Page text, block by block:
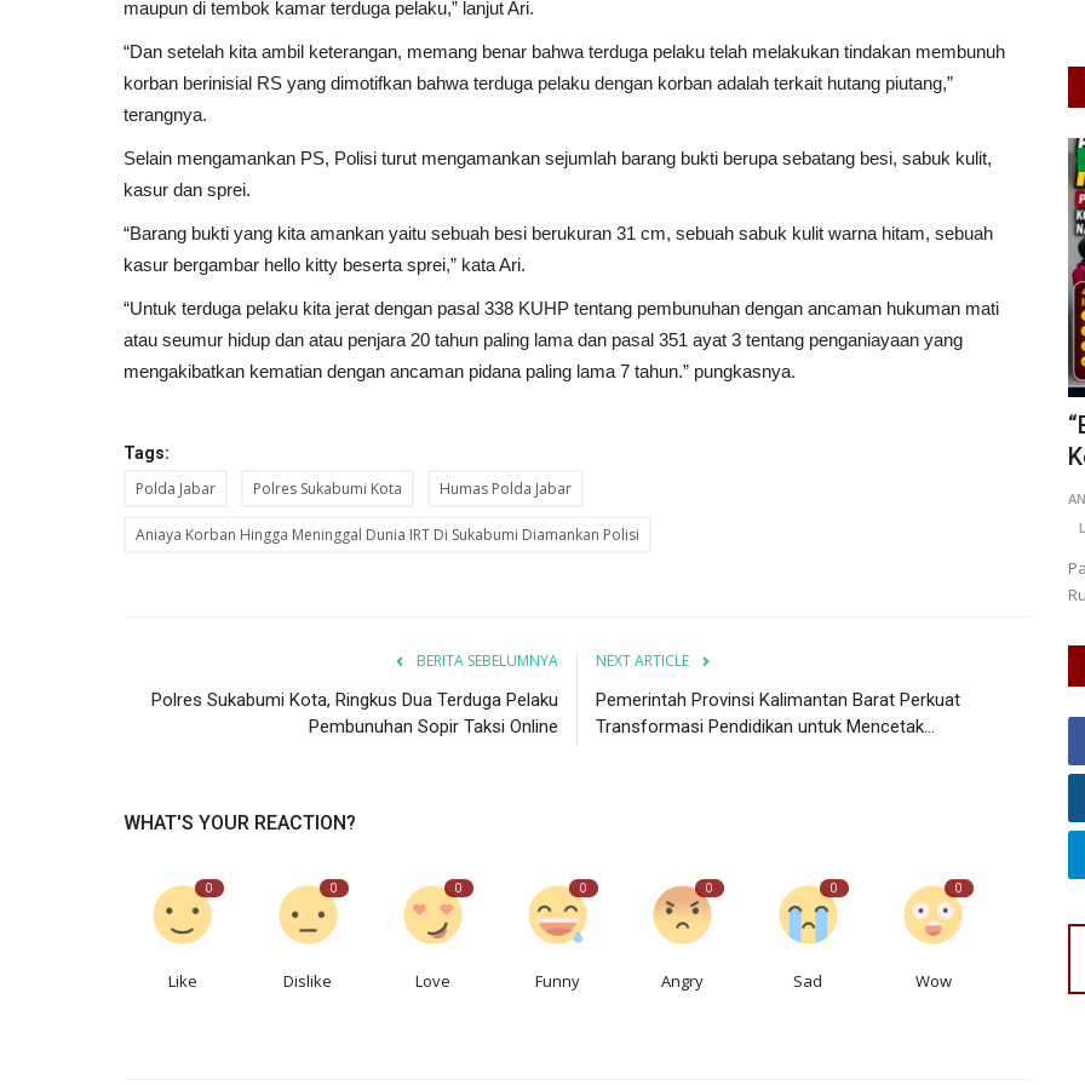
maupun di tembok kamar terduga pelaku,” lanjut Ari.
“Dan setelah kita ambil keterangan, memang benar bahwa terduga pelaku telah melakukan tindakan membunuh
korban berinisial RS yang dimotifkan bahwa terduga pelaku dengan korban adalah terkait hutang piutang,”
terangnya.
Selain mengamankan PS, Polisi turut mengamankan sejumlah barang bukti berupa sebatang besi, sabuk kulit,
kasur dan sprei.
“Barang bukti yang kita amankan yaitu sebuah besi berukuran 31 cm, sebuah sabuk kulit warna hitam, sebuah
kasur bergambar hello kitty beserta sprei,” kata Ari.
“Untuk terduga pelaku kita jerat dengan pasal 338 KUHP tentang pembunuhan dengan ancaman hukuman mati
atau seumur hidup dan atau penjara 20 tahun paling lama dan pasal 351 ayat 3 tentang penganiayaan yang
mengakibatkan kematian dengan ancaman pidana paling lama 7 tahun.” pungkasnya.
Tags:
Polda Jabar Polres Sukabumi Kota Humas Polda Jabar
Aniaya Korban Hingga Meninggal Dunia IRT Di Sukabumi Diamankan Polisi
BERITA SEBELUMNYA
Polres Sukabumi Kota, Ringkus Dua Terduga Pelaku
Pembunuhan Sopir Taksi Online
NEXT ARTICLE
Pemerintah Provinsi Kalimantan Barat Perkuat
Transformasi Pendidikan untuk Mencetak...
WHAT'S YOUR REACTION?
0
Like
0
Dislike
0
Love
0
Funny
0
Angry
0
Sad
0
Wow
DKI Jakarta
Tri.CT Feb 14, 2024 DKI Jakarta
KOTA ADM. JAKARTA PUSAT
0
127Laporkan
Warkop Digital